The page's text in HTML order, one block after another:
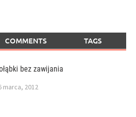
COMMENTS TAGS
bez zawijania
marca, 2012